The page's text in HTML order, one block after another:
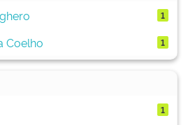
1
Coelho 1
1